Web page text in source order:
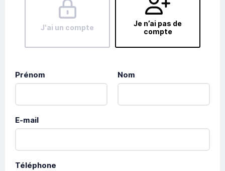
J'ai un compte
Je n’ai pas de
compte
Prénom Nom
E-mail
Téléphone